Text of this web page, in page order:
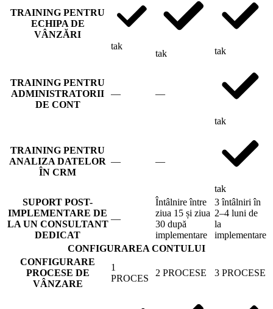
TRAINING PENTRU
ECHIPA DE
VÂNZĂRI
tak
tak tak
TRAINING PENTRU
ADMINISTRATORII
DE CONT
— —
tak
TRAINING PENTRU
ANALIZA DATELOR
ÎN CRM
— —
tak
SUPORT POST-
IMPLEMENTARE DE
LA UN CONSULTANT
DEDICAT
—
Întâlnire între
ziua 15 și ziua
30 după
implementare
3 întâlniri în
2–4 luni de
la
implementare
CONFIGURAREA CONTULUI
CONFIGURARE
PROCESE DE
VÂNZARE
1
PROCES
2 PROCESE 3 PROCESE